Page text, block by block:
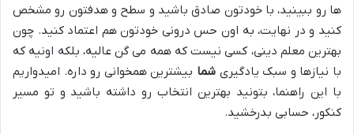
ها رو ببینید، با خودتون صادق باشید و سطح و هدفتون رو مشخص
کنید و در نهایت، به اون حس درونی خودتون هم اعتماد کنید. چون
بهترین معلم دینی، کسی نیست که همه می گن عالیه، بلکه اونیه که
با نیازها و سبک یادگیری شما بیشترین همخوانی رو داره. امیدواریم
با این راهنما، بتونید بهترین انتخاب رو داشته باشید و تو مسیر
کنکور، حسابی بدرخشید.